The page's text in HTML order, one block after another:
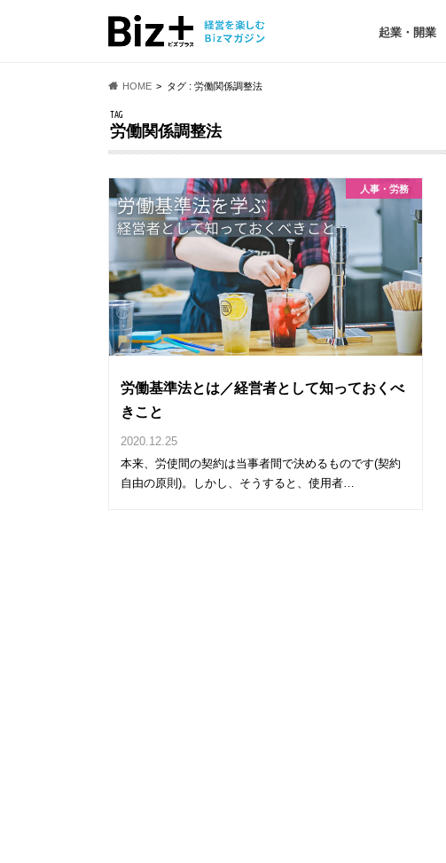
起業・開業
HOME タグ : 労働関係調整法
TAG
労働関係調整法
⼈事・労務
労働基準法とは／経営者として知っておくべ
きこと
2020.12.25
本来、労使間の契約は当事者間で決めるものです(契約
自由の原則)。しかし、そうすると、使用者…